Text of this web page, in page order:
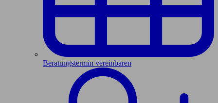
Beratungstermin vereinbaren